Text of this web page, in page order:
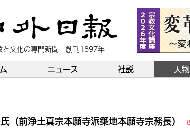
と文化の専門新聞 創刊1897年
ニュース 社説 人物
（前浄土真宗本願寺派築地本願寺宗務長）